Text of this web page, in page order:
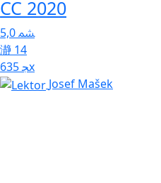
CC 2020
5,0
14
635x
Josef Mašek